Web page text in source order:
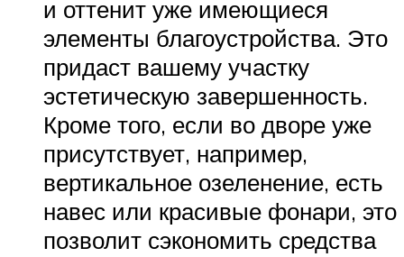
и оттенит уже имеющиеся
элементы благоустройства. Это
придаст вашему участку
эстетическую завершенность.
Кроме того, если во дворе уже
присутствует, например,
вертикальное озеленение, есть
навес или красивые фонари, это
позволит сэкономить средства